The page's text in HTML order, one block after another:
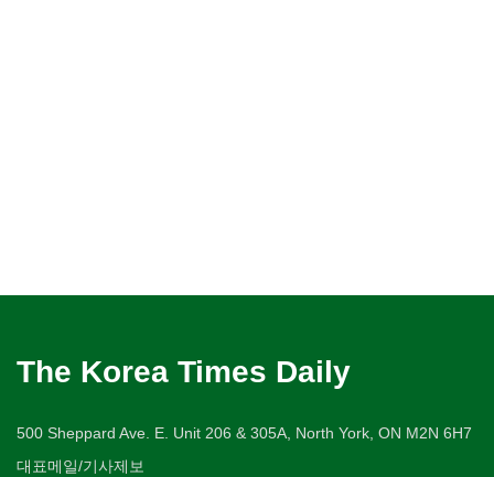
The Korea Times Daily
500 Sheppard Ave. E. Unit 206 & 305A, North York, ON M2N 6H7
대표메일/기사제보